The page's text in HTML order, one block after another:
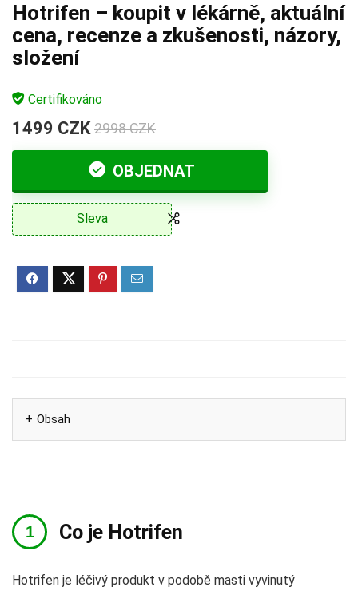
Hotrifen – koupit v lékárně, aktuální
cena, recenze a zkušenosti, názory,
složení
Certifikováno
1499 CZK 2998 CZK
OBJEDNAT
Sleva
Obsah
Co je Hotrifen
Hotrifen je léčivý produkt v podobě masti vyvinutý